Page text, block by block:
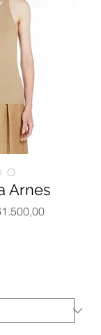
Arnes
Precio